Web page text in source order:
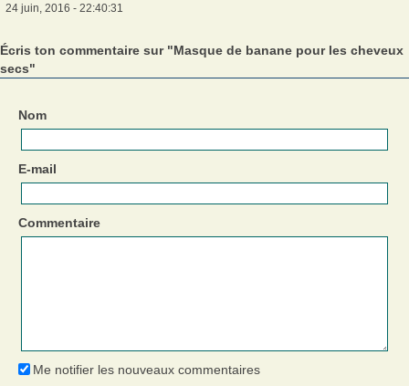
24 juin, 2016 - 22:40:31
Écris ton commentaire sur "Masque de banane pour les cheveux
secs"
Nom
E-mail
Commentaire
Me notifier les nouveaux commentaires